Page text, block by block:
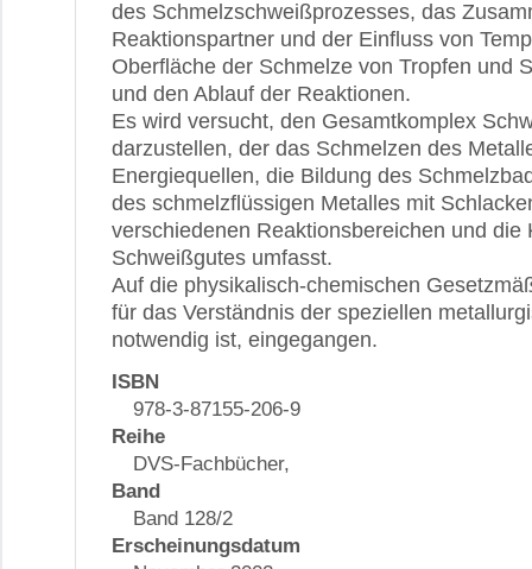
des Schmelzschweißprozesses, das
Reaktionspartner und der Einfluss von
Oberfläche der Schmelze von Tropfen und
und den Ablauf der Reaktionen.
Es wird versucht, den Gesamtkomplex
darzustellen, der das Schmelzen des
Energiequellen, die Bildung des
des schmelzflüssigen Metalles mit
verschiedenen Reaktionsbereichen und die
Schweißgutes umfasst.
Auf die physikalisch-chemischen
für das Verständnis der speziellen
notwendig ist, eingegangen.
ISBN
978-3-87155-206-9
Reihe
DVS-Fachbücher,
Band
Band 128/2
Erscheinungsdatum